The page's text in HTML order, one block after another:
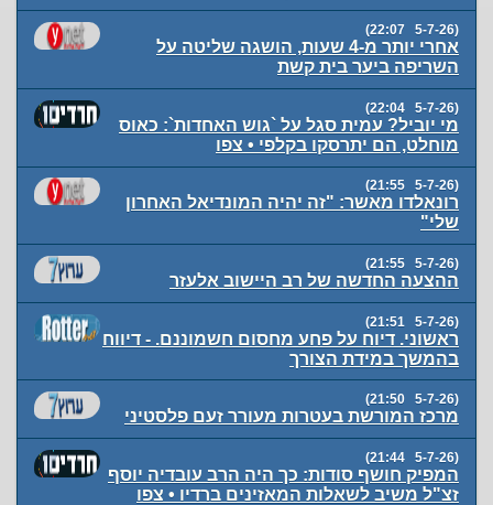
(5-7-26 22:07)
אחרי יותר מ-4 שעות, הושגה שליטה על
השריפה ביער בית קשת
(5-7-26 22:04)
מי יוביל? עמית סגל על `גוש האחדות`: כאוס
מוחלט, הם יתרסקו בקלפי • צפו
(5-7-26 21:55)
רונאלדו מאשר: "זה יהיה המונדיאל האחרון
שלי"
(5-7-26 21:55)
ההצעה החדשה של רב היישוב אלעזר
(5-7-26 21:51)
ראשוני. דיוח על פחע מחסום חשמוננם. - דיווח
בהמשך במידת הצורך
(5-7-26 21:50)
מרכז המורשת בעטרות מעורר זעם פלסטיני
(5-7-26 21:44)
המפיק חושף סודות: כך היה הרב עובדיה יוסף
זצ"ל משיב לשאלות המאזינים ברדיו • צפו